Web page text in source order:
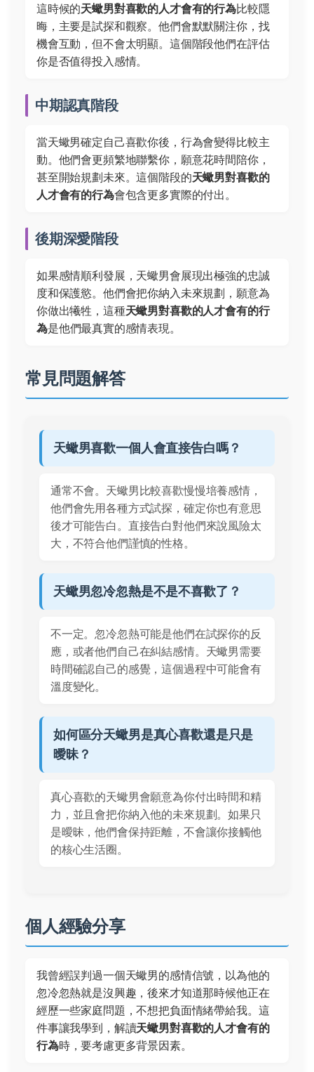
這時候的天蠍男對喜歡的人才會有的行為比較隱
晦，主要是試探和觀察。他們會默默關注你，找
機會互動，但不會太明顯。這個階段他們在評估
你是否值得投入感情。
中期認真階段
當天蠍男確定自己喜歡你後，行為會變得比較主
動。他們會更頻繁地聯繫你，願意花時間陪你，
甚至開始規劃未來。這個階段的天蠍男對喜歡的
人才會有的行為會包含更多實際的付出。
後期深愛階段
如果感情順利發展，天蠍男會展現出極強的忠誠
度和保護慾。他們會把你納入未來規劃，願意為
你做出犧牲，這種天蠍男對喜歡的人才會有的行
為是他們最真實的感情表現。
常見問題解答
天蠍男喜歡一個人會直接告白嗎？
通常不會。天蠍男比較喜歡慢慢培養感情，
他們會先用各種方式試探，確定你也有意思
後才可能告白。直接告白對他們來說風險太
大，不符合他們謹慎的性格。
天蠍男忽冷忽熱是不是不喜歡了？
不一定。忽冷忽熱可能是他們在試探你的反
應，或者他們自己在糾結感情。天蠍男需要
時間確認自己的感覺，這個過程中可能會有
溫度變化。
如何區分天蠍男是真心喜歡還是只是
曖昧？
真心喜歡的天蠍男會願意為你付出時間和精
力，並且會把你納入他的未來規劃。如果只
是曖昧，他們會保持距離，不會讓你接觸他
的核心生活圈。
個人經驗分享
我曾經誤判過一個天蠍男的感情信號，以為他的
忽冷忽熱就是沒興趣，後來才知道那時候他正在
經歷一些家庭問題，不想把負面情緒帶給我。這
件事讓我學到，解讀天蠍男對喜歡的人才會有的
行為時，要考慮更多背景因素。